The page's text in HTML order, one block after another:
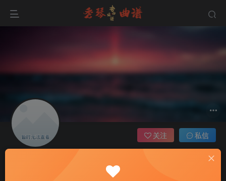
时光如水，总是无言。若你安好，便是晴天
关注 私信